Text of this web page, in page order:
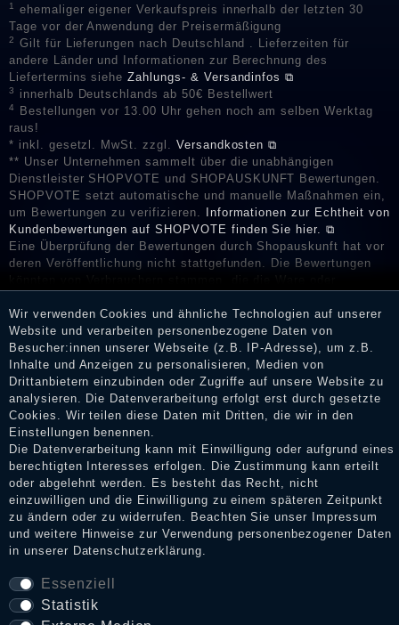
1
ehemaliger eigener Verkaufspreis innerhalb der letzten 30
Tage vor der Anwendung der Preisermäßigung
2
Gilt für Lieferungen nach Deutschland . Lieferzeiten für
andere Länder und Informationen zur Berechnung des
Liefertermins sieheZahlungs- & Versandinfos ⧉
3 innerhalb Deutschlands ab 50€ Bestellwert
4
Bestellungen vor 13.00 Uhr gehen noch am selben Werktag
raus!
* inkl. gesetzl. MwSt. zzgl. Versandkosten ⧉
** Unser Unternehmen sammelt über die unabhängigen
Dienstleister SHOPVOTE und SHOPAUSKUNFT Bewertungen.
SHOPVOTE setzt automatische und manuelle Maßnahmen ein,
um Bewertungen zu verifizieren.
Informationen zur Echtheit von
Kundenbewertungen auf SHOPVOTE finden Sie hier. ⧉
Eine Überprüfung der Bewertungen durch Shopauskunft hat vor
deren Veröffentlichung nicht stattgefunden. Die Bewertungen
Erhalt einer Benachrichtigungs-E-Mail können Händler die
Bewertungen verifizieren und über die erfolgte Verifizierung im
Shop informieren.
Impressum
Daten­schutz­erklärung
AGB
Widerrufs­recht
Wir verwenden Cookies und ähnliche Technologien auf unserer
Website und verarbeiten personenbezogene Daten von
Besucher:innen unserer Webseite (z.B. IP-Adresse), um z.B.
Inhalte und Anzeigen zu personalisieren, Medien von
Drittanbietern einzubinden oder Zugriffe auf unsere Website zu
analysieren. Die Datenverarbeitung erfolgt erst durch gesetzte
Cookies. Wir teilen diese Daten mit Dritten, die wir in den
Einstellungen benennen.
Die Datenverarbeitung kann mit Einwilligung oder aufgrund eines
berechtigten Interesses erfolgen. Die Zustimmung kann erteilt
oder abgelehnt werden. Es besteht das Recht, nicht
einzuwilligen und die Einwilligung zu einem späteren Zeitpunkt
zu ändern oder zu widerrufen. Beachten Sie unser
Impressum
und weitere Hinweise zur Verwendung personenbezogener Daten
in unserer Daten­schutz­erklärung.
Essenziell
Statistik